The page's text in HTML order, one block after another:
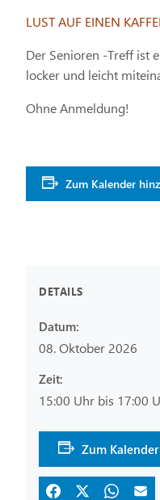
LUST AUF EINEN
Der Senioren -Treff ist
locker und leicht
Ohne Anmeldung!
Zum Kalender
DETAILS
Datum:
08. Oktober 2026
Zeit:
15:00 Uhr bis 17:00
Zum